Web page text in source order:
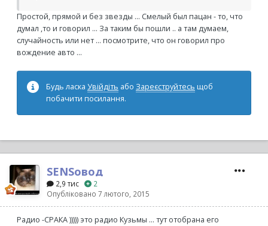
Простой, прямой и без звезды ... Смелый был пацан - то, что
думал ,то и говорил ... За таким бы пошли .. а там думаем,
случайность или нет ... посмотрите, что он говорил про
вождение авто ...
Будь ласка Увійдіть або Зареєструйтесь щоб
побачити посилання.
SENSовод
2,9 тис
2
Опубліковано 7 лютого, 2015
Радио -СРАКА ))))) это радио Кузьмы ... тут отобрана его